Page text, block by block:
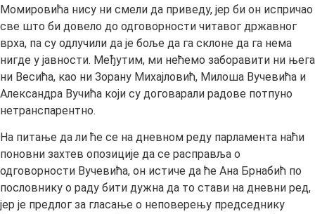
Момировића нису ни смели да приведу, јер би он испричао
све што би довело до одговорности читавог државног
врха, па су одлучили да је боље да га склоне да га нема
нигде у јавности. Међутим, ми нећемо заборавити ни њега
ни Весића, као ни Зорану Михајловић, Милоша Вучевића и
Александра Вучића који су договарали радове потпуно
нетранспарентно.
На питање да ли ће се на дневном реду парламента наћи
поновни захтев опозиције да се расправља о
одговорности Вучевића, он истиче да ће Ана Брнабић по
пословнику о раду бити дужна да то стави на дневни ред,
јер је предлог за гласање о неповерењу председнику